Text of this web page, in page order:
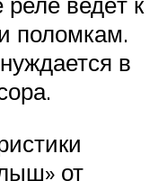
поломкам.
в
от